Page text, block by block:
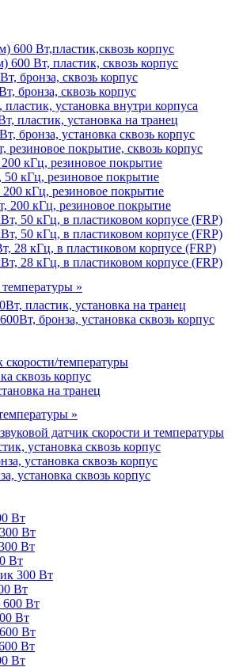
600 Вт,пластик,сквозь корпус
600 Вт, пластик, сквозь корпус
бронза, сквозь корпус
бронза, сквозь корпус
установка внутри корпуса
пластик, установка на транец
бронза, установка сквозь корпус
резиновое покрытие, сквозь корпус
кГц, резиновое покрытие
кГц, резиновое покрытие
кГц, резиновое покрытие
200 кГц, резиновое покрытие
50 кГц, в пластиковом корпусе (FRP)
50 кГц, в пластиковом корпусе (FRP)
28 кГц, в пластиковом корпусе (FRP)
28 кГц, в пластиковом корпусе (FRP)
»
пластик, установка на транец
бронза, установка сквозь корпус
температуры
сквозь корпус
на транец
»
датчик скорости и температуры
установка сквозь корпус
установка сквозь корпус
установка сквозь корпус
Вт
Вт
Вт
Вт
300 Вт
Вт
600 Вт
Вт
Вт
Вт
Вт